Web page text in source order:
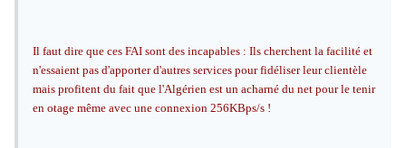
Il faut dire que ces FAI sont des incapables : Ils cherchent la facilité et
n'essaient pas d'apporter d'autres services pour fidéliser leur clientèle
mais profitent du fait que l'Algérien est un acharné du net pour le tenir
en otage même avec une connexion 256KBps/s !